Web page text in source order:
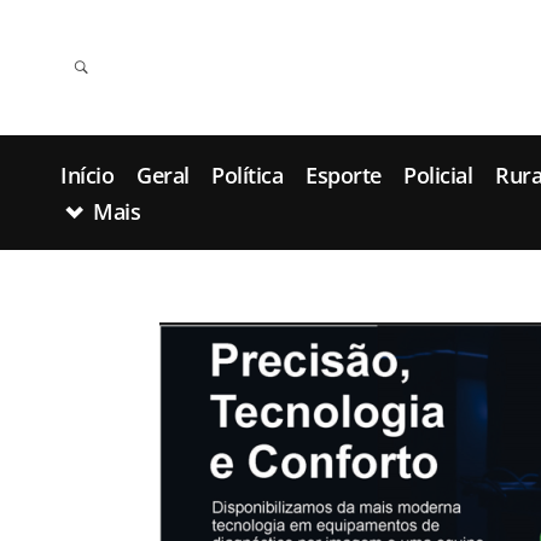
Início Geral Política Esporte Policial
Mais